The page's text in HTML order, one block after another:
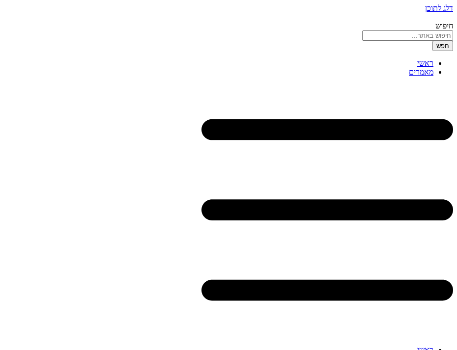
דלג לתוכן
חיפוש
חפש
ראשי
מאמרים